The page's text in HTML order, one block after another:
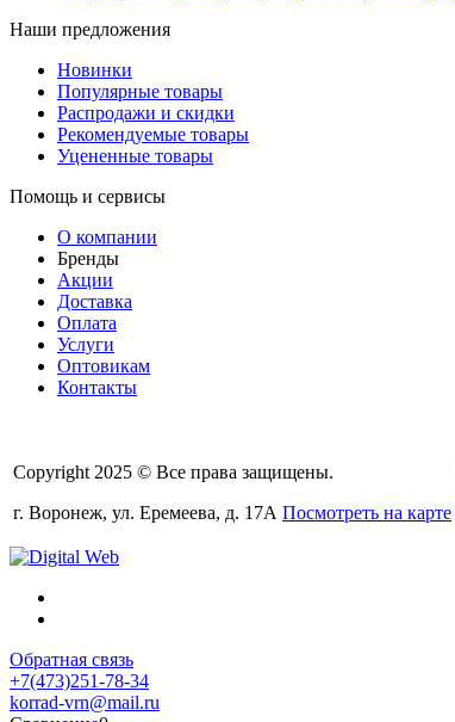
Наши предложения
Новинки
Популярные товары
Распродажи и скидки
Рекомендуемые товары
Уцененные товары
Помощь и сервисы
О компании
Бренды
Акции
Доставка
Оплата
Услуги
Оптовикам
Контакты
Copyright 2025 © Все права защищены.
г. Воронеж, ул. Еремеева, д. 17А Посмотреть на карте
Обратная связь
+7(473)251-78-34
korrad-vrn@mail.ru